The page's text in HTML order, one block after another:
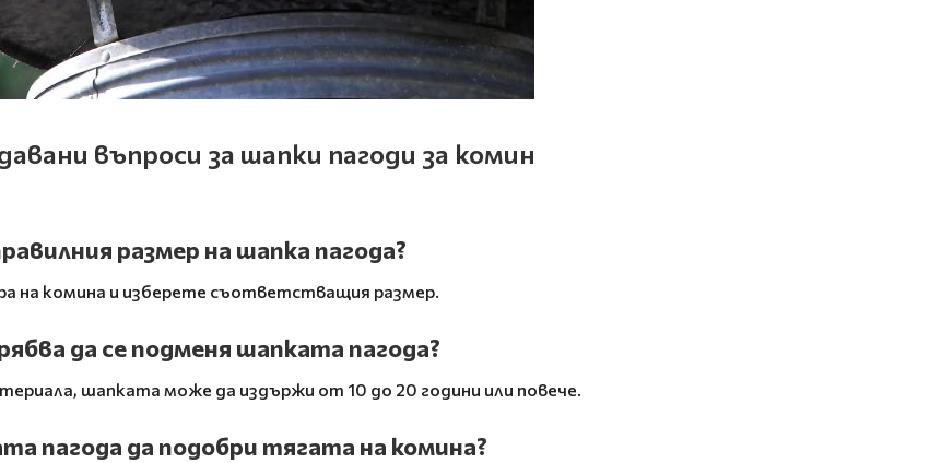
въпроси за шапки пагоди за комин
размер на шапка пагода?
на комина и изберете съответстващия размер.
да се подменя шапката пагода?
шапката може да издържи от 10 до 20 години или повече.
пагода да подобри тягата на комина?